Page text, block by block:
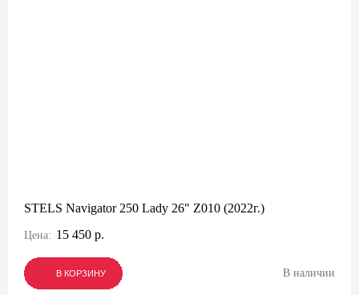
STELS Navigator 250 Lady 26" Z010 (2022г.)
Цена: 15 450 р.
В КОРЗИНУ
В КОРЗИНУ
В КОРЗИНУ В наличии